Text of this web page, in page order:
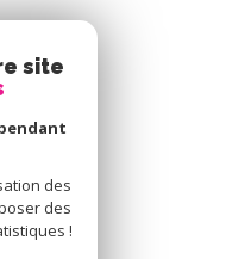
site
des
des
!